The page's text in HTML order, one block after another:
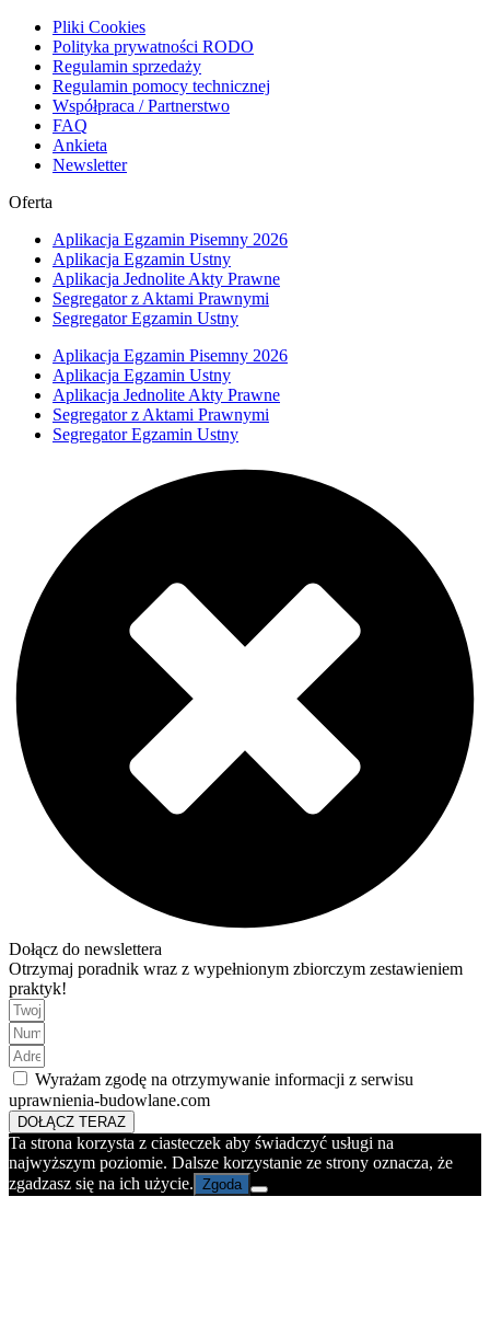
Pliki Cookies
Polityka prywatności RODO
Regulamin sprzedaży
Regulamin pomocy technicznej
Współpraca / Partnerstwo
FAQ
Ankieta
Newsletter
Oferta
Aplikacja Egzamin Pisemny 2026
Aplikacja Egzamin Ustny
Aplikacja Jednolite Akty Prawne
Segregator z Aktami Prawnymi
Segregator Egzamin Ustny
Aplikacja Egzamin Pisemny 2026
Aplikacja Egzamin Ustny
Aplikacja Jednolite Akty Prawne
Segregator z Aktami Prawnymi
Segregator Egzamin Ustny
Dołącz do newslettera
Otrzymaj poradnik wraz z wypełnionym zbiorczym zestawieniem
praktyk!
Wyrażam zgodę na otrzymywanie informacji z serwisu
uprawnienia-budowlane.com
DOŁĄCZ TERAZ
Ta strona korzysta z ciasteczek aby świadczyć usługi na
najwyższym poziomie. Dalsze korzystanie ze strony oznacza, że
zgadzasz się na ich użycie. Zgoda